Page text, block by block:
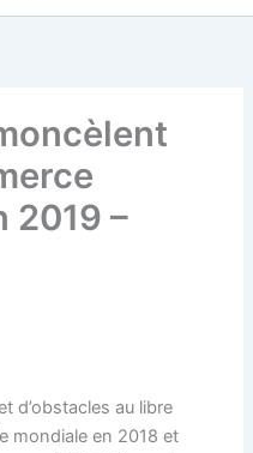
2019 –
d’obstacles au libre
mondiale en 2018 et